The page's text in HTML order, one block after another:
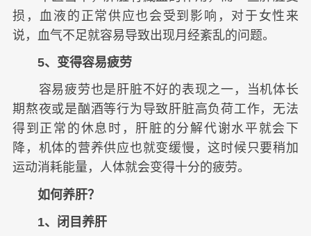
损，血液的正常供应也会受到影响，对于女性来
说，血气不足就容易导致出现月经紊乱的问题。
5、变得容易疲劳
容易疲劳也是肝脏不好的表现之一，当机体长
期熬夜或是酗酒等行为导致肝脏高负荷工作，无法
得到正常的休息时，肝脏的分解代谢水平就会下
降，机体的营养供应也就变缓慢，这时候只要稍加
运动消耗能量，人体就会变得十分的疲劳。
如何养肝？
1、闭目养肝